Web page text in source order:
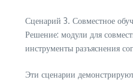
Сценарий 3. Совместное
Решение: модули для
инструменты разъяснения
Эти сценарии